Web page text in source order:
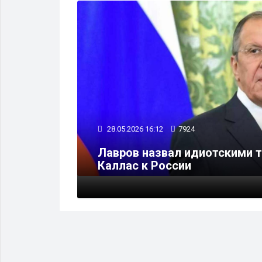
28.05.2026 16:12 7924
Лавров назвал идиотскими
Каллас к России